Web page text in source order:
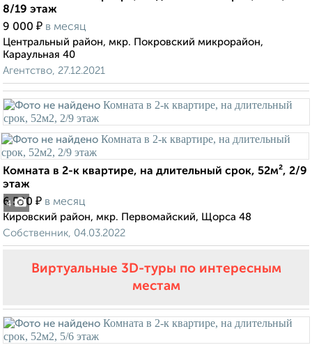
8/19 этаж
9 000 ₽ в месяц
Центральный район, мкр. Покровский микрорайон,
Караульная 40
Агентство, 27.12.2021
4
Комната в 2-к квартире, на длительный срок, 52м², 2/9
этаж
6 500 ₽ в месяц
Кировский район, мкр. Первомайский, Щорса 48
Собственник, 04.03.2022
Виртуальные 3D-туры по интересным
местам